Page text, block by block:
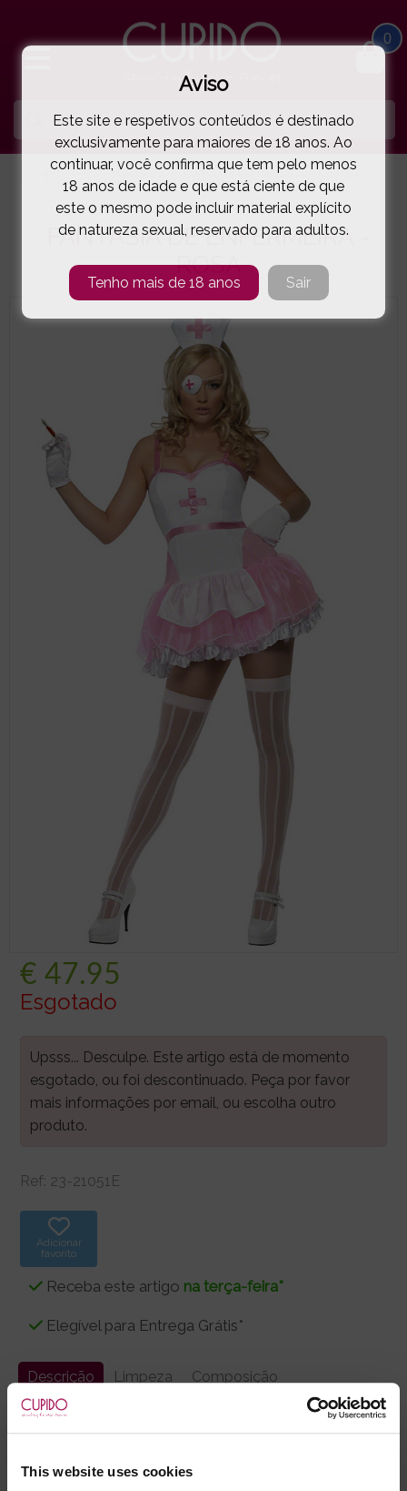
This website uses cookies
0
FANTASIA DE ENFERMEIRA - ROSA
FANTASIA DE ENFERMEIRA -
ROSA
€ 47.95
Esgotado
Upsss... Desculpe. Este artigo está de momento
esgotado, ou foi descontinuado. Peça por favor
mais informações por email, ou escolha outro
produto.
Ref: 23-21051E
Adicionar
favorito
Receba este artigo na terça-feira*
Elegível para Entrega Grátis*
Descrição Limpeza Composição
Fantasia de enfermeira composta por mini-vestido
com acabamento de cetim e chapéu bandelete.
OBS: Não inclui tapa-olho, luvas, meias ligas,
Aviso
Este site e respetivos conteúdos é destinado
exclusivamente para maiores de 18 anos. Ao
continuar, você confirma que tem pelo menos
18 anos de idade e que está ciente de que
este o mesmo pode incluir material explícito
de natureza sexual, reservado para adultos.
Tenho mais de 18 anos Sair